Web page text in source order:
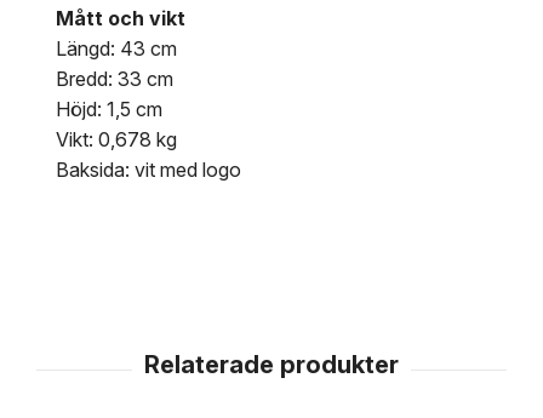
Mått och vikt
Längd: 43 cm
Bredd: 33 cm
Höjd: 1,5 cm
Vikt: 0,678 kg
Baksida: vit med logo